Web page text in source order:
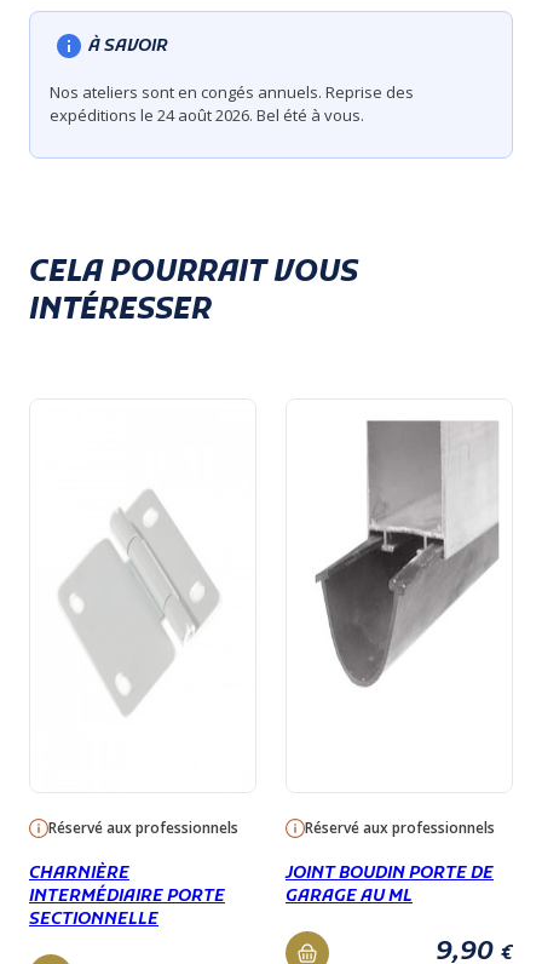
À SAVOIR
Nos ateliers sont en congés annuels. Reprise des
expéditions le 24 août 2026. Bel été à vous.
CELA POURRAIT VOUS
INTÉRESSER
Réservé aux professionnels
CHARNIÈRE
INTERMÉDIAIRE PORTE
SECTIONNELLE
Réservé aux professionnels
JOINT BOUDIN PORTE DE
GARAGE AU ML
9,90 €